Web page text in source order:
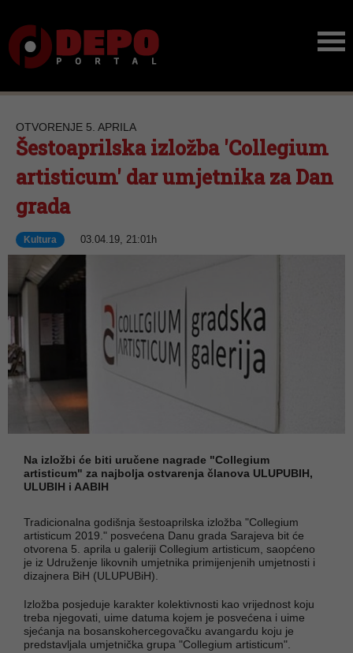
OTVORENJE 5. APRILA
Šestoaprilska izložba 'Collegium
artisticum' dar umjetnika za Dan
grada
Kultura 03.04.19, 21:01h
Na izložbi će biti uručene nagrade "Collegium
artisticum" za najbolja ostvarenja članova ULUPUBIH,
ULUBIH i AABIH
Tradicionalna godišnja šestoaprilska izložba "Collegium
artisticum 2019." posvećena Danu grada Sarajeva bit će
otvorena 5. aprila u galeriji Collegium artisticum, saopćeno
je iz Udruženje likovnih umjetnika primijenjenih umjetnosti i
dizajnera BiH (ULUPUBiH).
Izložba posjeduje karakter kolektivnosti kao vrijednost koju
treba njegovati, uime datuma kojem je posvećena i uime
sjećanja na bosanskohercegovačku avangardu koju je
predstavljala umjetnička grupa "Collegium artisticum".